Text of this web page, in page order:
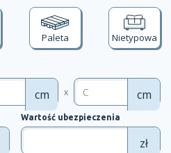
Paleta Nietypowa
cm x cm
Wartość ubezpieczenia
zł